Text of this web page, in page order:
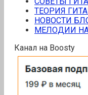
ТЕОРИЯ
НОВОСТИ
МЕЛОДИИ
Канал на Boosty